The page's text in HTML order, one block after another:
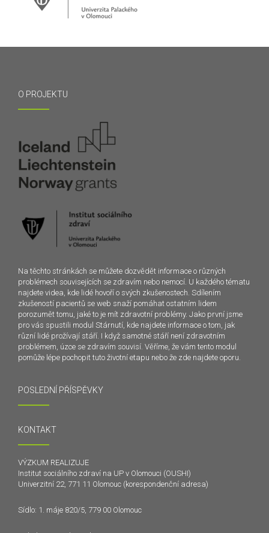
O PROJEKTU
Na těchto stránkách se můžete dozvědět informace o různých
problémech souvisejících se zdravím nebo nemocí. U každého tématu
najdete videa, kde lidé hovoří o svých zkušenostech. Sdílením
zkušeností pacientů se web snaží pomáhat ostatním lidem
porozumět tomu, jaké to je mít zdravotní problémy. Jako první jsme
pro vás spustili modul Stárnutí, kde najdete informace o tom, jak
různí lidé prožívají stáří. I když samotné stáří není zdravotním
problémem, úzce se zdravím souvisí. Věříme, že vám tento modul
pomůže lépe pochopit tuto životní etapu nebo že zde najdete oporu.
POSLEDNÍ PŘÍSPĚVKY
KONTAKT
VÝZKUM REALIZUJE
Institut sociálního zdraví na UP v Olomouci (OUSHI)
Univerzitní 22, 771 11 Olomouc (korespondenční adresa)
Sídlo: 1. máje 820/5, 779 00 Olomouc